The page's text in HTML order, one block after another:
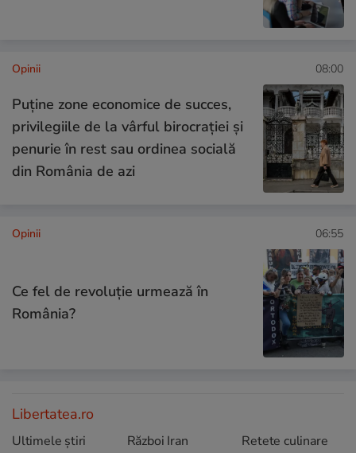
Opinii 08:00
Puține zone economice de succes,
privilegiile de la vârful birocrației și
penurie în rest sau ordinea socială
din România de azi
Opinii 06:55
Ce fel de revoluție urmează în
România?
Libertatea.ro
Ultimele știri
Război Iran
Retete culinare